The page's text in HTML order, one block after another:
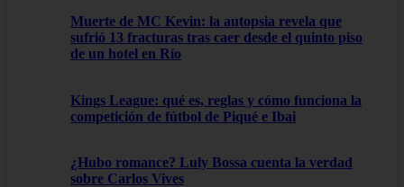
Muerte de MC Kevin: la autopsia revela que
sufrió 13 fracturas tras caer desde el quinto piso
de un hotel en Río
Kings League: qué es, reglas y cómo funciona la
competición de fútbol de Piqué e Ibai
¿Hubo romance? Luly Bossa cuenta la verdad
sobre Carlos Vives